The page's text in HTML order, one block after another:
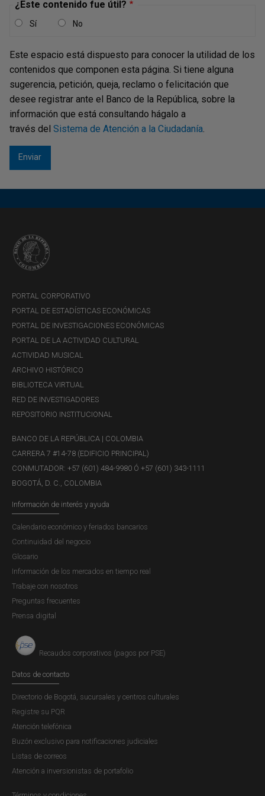
Página actual
1 Última página
Último »
¿Este contenido fue útil?
Sí No
Este espacio está dispuesto para conocer la utilidad de los
contenidos que componen esta página. Si tiene alguna
sugerencia, petición, queja, reclamo o felicitación que
desee registrar ante el Banco de la República, sobre la
información que está consultando hágalo a
través del Sistema de Atención a la Ciudadanía.
PORTAL CORPORATIVO
PORTAL DE ESTADÍSTICAS ECONÓMICAS
PORTAL DE INVESTIGACIONES ECONÓMICAS
PORTAL DE LA ACTIVIDAD CULTURAL
ACTIVIDAD MUSICAL
ARCHIVO HISTÓRICO
BIBLIOTECA VIRTUAL
RED DE INVESTIGADORES
REPOSITORIO INSTITUCIONAL
BANCO DE LA REPÚBLICA | COLOMBIA
CARRERA 7 #14-78 (EDIFICIO PRINCIPAL)
CONMUTADOR: +57 (601) 484-9980 Ó +57 (601) 343-1111
BOGOTÁ, D. C., COLOMBIA
Información de interés y ayuda
Calendario económico y feriados bancarios
Continuidad del negocio
Glosario
Información de los mercados en tiempo real
Trabaje con nosotros
Preguntas frecuentes
Prensa digital
Recaudos corporativos (pagos por PSE)
Datos de contacto
Directorio de Bogotá, sucursales y centros culturales
Registre su PQR
Atención telefónica
Buzón exclusivo para notificaciones judiciales
Listas de correos
Atención a inversionistas de portafolio